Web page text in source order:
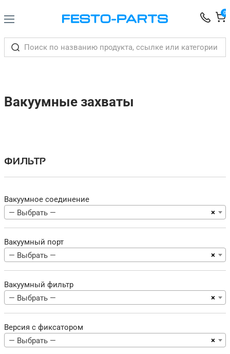
0
Вакуумные захваты
ФИЛЬТР
Вакуумное соединение
×
— Выбрать —
Вакуумный порт
×
— Выбрать —
Вакуумный фильтр
×
— Выбрать —
Версия с фиксатором
×
— Выбрать —